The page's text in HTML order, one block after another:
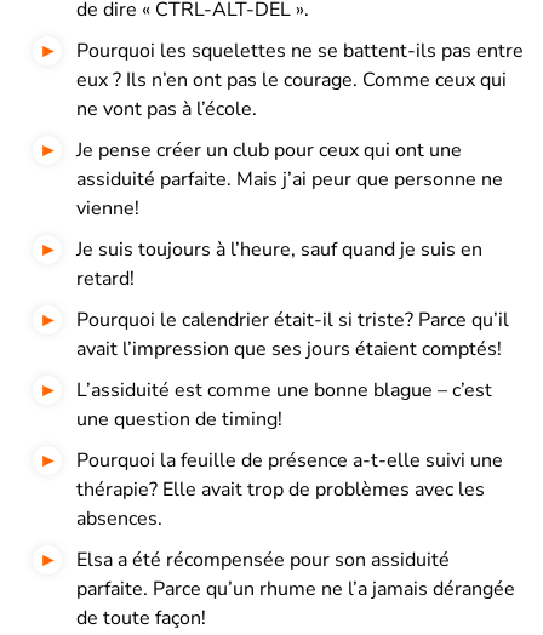
de dire « CTRL-ALT-DEL ».
Pourquoi les squelettes ne se battent-ils pas entre
eux ? Ils n’en ont pas le courage. Comme ceux qui
ne vont pas à l’école.
Je pense créer un club pour ceux qui ont une
assiduité parfaite. Mais j’ai peur que personne ne
vienne!
Je suis toujours à l’heure, sauf quand je suis en
retard!
Pourquoi le calendrier était-il si triste? Parce qu’il
avait l’impression que ses jours étaient comptés!
L’assiduité est comme une bonne blague – c’est
une question de timing!
Pourquoi la feuille de présence a-t-elle suivi une
thérapie? Elle avait trop de problèmes avec les
absences.
Elsa a été récompensée pour son assiduité
parfaite. Parce qu’un rhume ne l’a jamais dérangée
de toute façon!